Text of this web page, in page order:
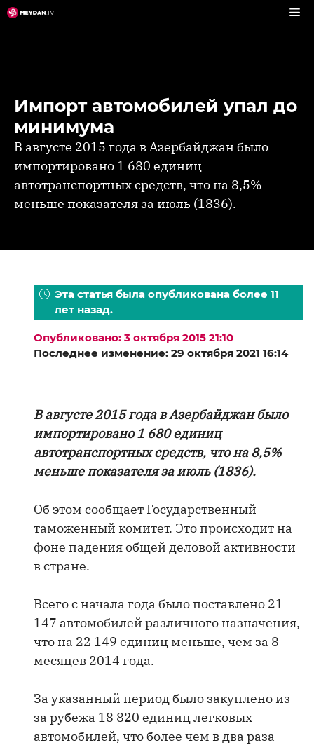
Перейти
Импорт автомобилей упал до
минимума
В августе 2015 года в Азербайджан было
импортировано 1 680 единиц
автотранспортных средств, что на 8,5%
меньше показателя за июль (1836).
Эта статья была опубликована более 11
лет назад.
Опубликовано: 3 октября 2015 21:10
Последнее изменение: 29 октября 2021 16:14
В августе 2015 года в Азербайджан было
импортировано 1 680 единиц
автотранспортных средств, что на 8,5%
меньше показателя за июль (1836).
Об этом сообщает Государственный
таможенный комитет. Это происходит на
фоне падения общей деловой активности
в стране.
Всего с начала года было поставлено 21
147 автомобилей различного назначения,
что на 22 149 единиц меньше, чем за 8
месяцев 2014 года.
За указанный период было закуплено из-
за рубежа 18 820 единиц легковых
автомобилей, что более чем в два раза